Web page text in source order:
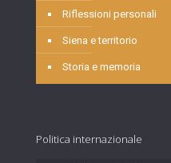
Riflessioni personali
Siena e territorio
Storia e memoria
Politica internazionale